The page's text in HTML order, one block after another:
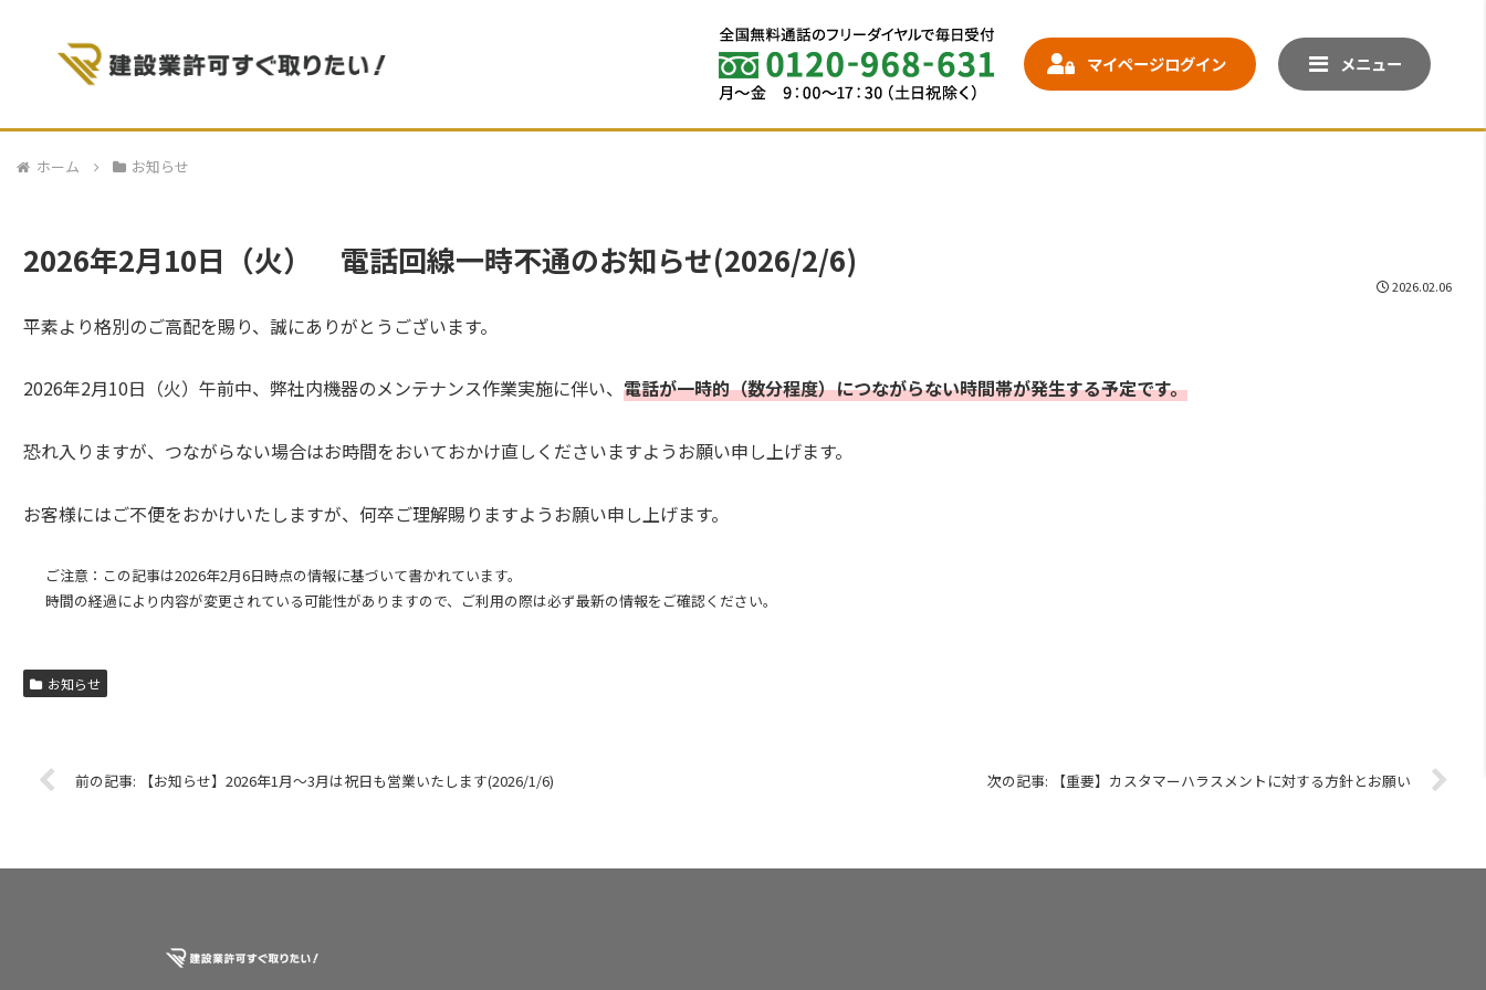
マイページログイン メニュー
ホーム お知らせ
2026年2月10日（火） 電話回線一時不通のお知らせ(2026/2/6)
2026.02.06
平素より格別のご高配を賜り、誠にありがとうございます。
2026年2月10日（火）午前中、弊社内機器のメンテナンス作業実施に伴い、 電話が一時的（数分程度）につながらない時間帯が発生する予定です。
恐れ入りますが、つながらない場合はお時間をおいておかけ直しくださいますようお願い申し上げます。
お客様にはご不便をおかけいたしますが、何卒ご理解賜りますようお願い申し上げます。
ご注意：この記事は2026年2月6日時点の情報に基づいて書かれています。
時間の経過により内容が変更されている可能性がありますので、ご利用の際は必ず最新の情報をご確認ください。
お知らせ
【お知らせ】2026年1月～3月は祝日も営業いたします(2026/1/6) 【重要】カスタマーハラスメントに対する方針とお願い